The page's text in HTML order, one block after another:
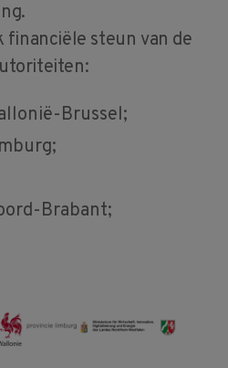
steun van de
Brussel;
Brabant;